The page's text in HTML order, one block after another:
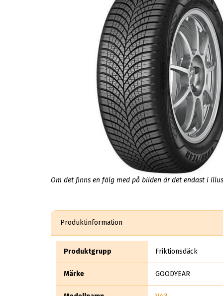
Om det finns en fälg med på bilden är det endast i
Produktinformation
Produktgrupp Friktionsdäck
Märke GOODYEAR